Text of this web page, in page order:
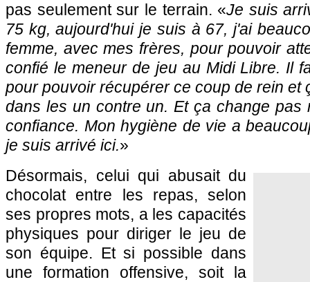
pas seulement sur le terrain. «Je suis
75 kg, aujourd'hui je suis à 67, j'ai
femme, avec mes frères, pour pouvoir
confié le meneur de jeu au Midi Libre. Il
pour pouvoir récupérer ce coup de rein et
dans les un contre un. Et ça change pas
confiance. Mon hygiène de vie a
je suis arrivé ici.»
Désormais, celui qui abusait du
chocolat entre les repas, selon
ses propres mots, a les capacités
physiques pour diriger le jeu de
son équipe. Et si possible dans
une formation offensive, soit la